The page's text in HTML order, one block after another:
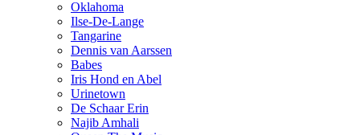
Oklahoma
Ilse-De-Lange
Tangarine
Dennis van Aarssen
Babes
Iris Hond en Abel
Urinetown
De Schaar Erin
Najib Amhali